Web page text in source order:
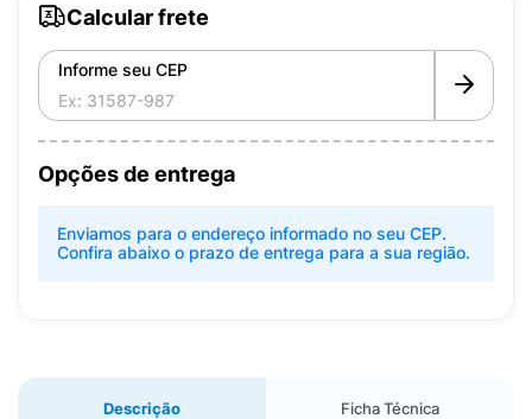
Calcular frete
Informe seu CEP
Opções de entrega
Enviamos para o endereço informado no seu CEP.
Confira abaixo o prazo de entrega para a sua região.
Descrição Ficha Técnica